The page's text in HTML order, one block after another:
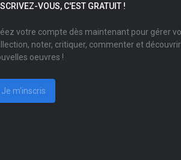
VOUS, C'EST GRATUIT !
votre compte dès maintenant pour gérer
noter, critiquer, commenter et
oeuvres !
Je m'inscris